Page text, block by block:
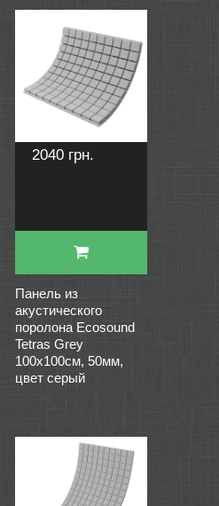
2040 грн.
Панель из
акустического
поролона Ecosound
Tetras Grey
100x100см, 50мм,
цвет серый